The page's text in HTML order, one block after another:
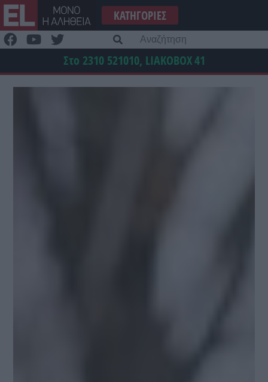
Μετάβαση
στο
περιεχόμενο
ΚΑΤΗΓΟΡΊΕΣ
Στο 2310 521010, LIAKOBOX41